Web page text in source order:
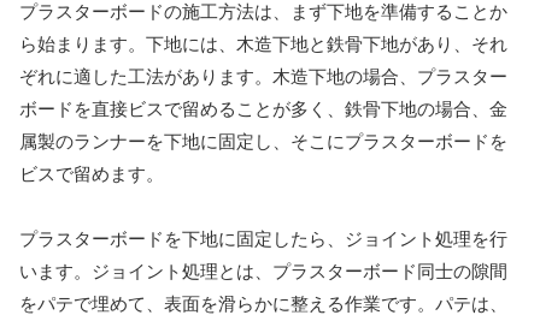
プラスターボードの施工方法は、まず下地を準備することか
ら始まります。下地には、木造下地と鉄骨下地があり、それ
ぞれに適した工法があります。木造下地の場合、プラスター
ボードを直接ビスで留めることが多く、鉄骨下地の場合、金
属製のランナーを下地に固定し、そこにプラスターボードを
ビスで留めます。
プラスターボードを下地に固定したら、ジョイント処理を行
います。ジョイント処理とは、プラスターボード同士の隙間
をパテで埋めて、表面を滑らかに整える作業です。パテは、